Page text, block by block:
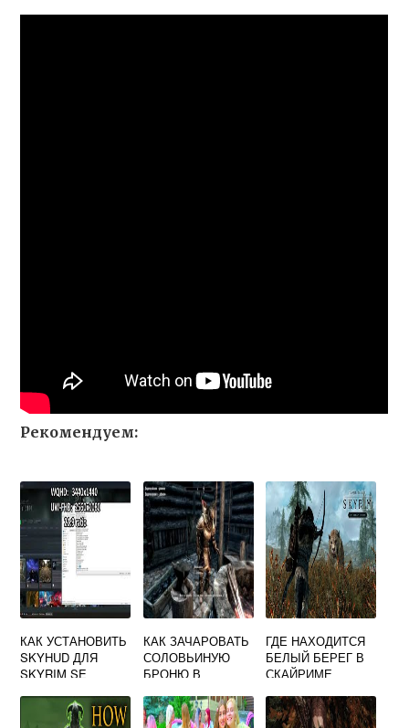
Рекомендуем:
КАК УСТАНОВИТЬ
SKYHUD ДЛЯ
SKYRIM SE
КАК ЗАЧАРОВАТЬ
СОЛОВЬИНУЮ
БРОНЮ В
ГДЕ НАХОДИТСЯ
БЕЛЫЙ БЕРЕГ В
СКАЙРИМЕ